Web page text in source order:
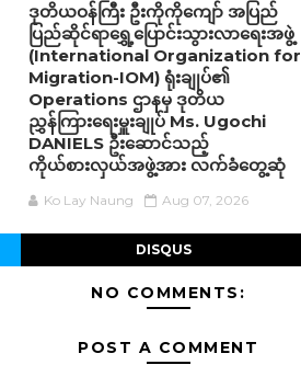
ဒုတိယဝန်ကြီး ဦးကိုကိုကျော် အပြည်
ပြည်ဆိုင်ရာရွှေ့ပြောင်းသွားလာရေးအဖွဲ့
(International Organization for
Migration-IOM) ရုံးချုပ်၏
Operations ဌာနမှ ဒုတိယ
ညွှန်ကြားရေးမှူးချုပ် Ms. Ugochi
DANIELS ဦးဆောင်သည့်
ကိုယ်စားလှယ်အဖွဲ့အား လက်ခံတွေ့ဆုံ
Ko Lay Naung Aug 07, 2026
DISQUS
NO COMMENTS:
POST A COMMENT